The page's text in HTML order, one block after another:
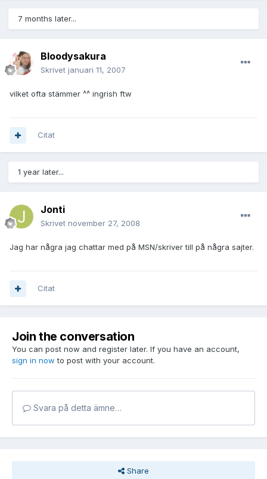
7 months later...
Bloodysakura
Skrivet januari 11, 2007
vilket ofta stämmer ^^ ingrish ftw
Citat
1 year later...
Jonti
Skrivet november 27, 2008
Jag har några jag chattar med på MSN/skriver till på några sajter.
Citat
Join the conversation
You can post now and register later. If you have an account,
sign in now to post with your account.
Svara på detta ämne…
Share